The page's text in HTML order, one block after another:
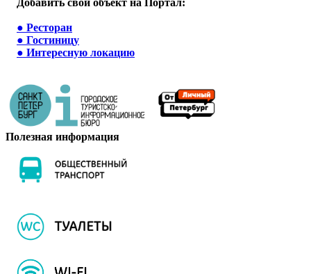
● Ресторан
● Гостиницу
● Интересную локацию
Полезная информация